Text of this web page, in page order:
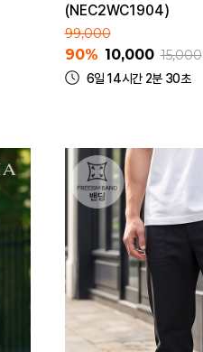
(NEC2WC1904)
99,000
90% 10,000 15,000
6일 14시간 2분 30초